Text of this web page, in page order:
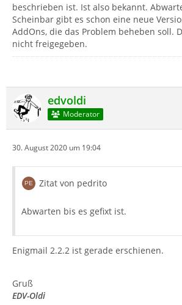
beschrieben ist. Ist also bekannt.
Scheinbar gibt es schon eine neue
AddOns, die das Problem beheben soll.
nicht freigegeben.
edvoldi
Moderator
30. August 2020 um 19:04
Zitat von pedrito
Abwarten bis es gefixt ist.
Enigmail 2.2.2 ist gerade erschienen.
Gruß
EDV-Oldi